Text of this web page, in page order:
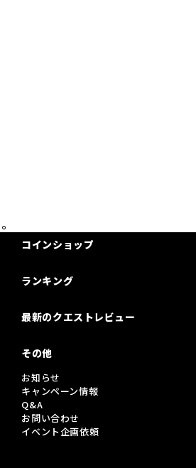
コインショップ
ランキング
最新のクエストレビュー
その他
お知らせ
キャンペーン情報
Q&A
お問い合わせ
イベント企画依頼